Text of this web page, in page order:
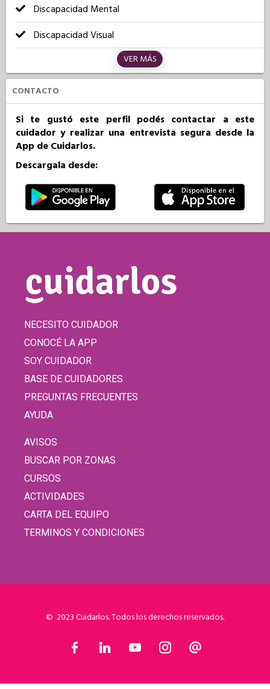
Discapacidad Mental
Discapacidad Visual
VER MÁS
CONTACTO
Si te gustó este perfil podés contactar a este
cuidador y realizar una entrevista segura desde la
App de Cuidarlos.
Descargala desde:
NECESITO CUIDADOR
CONOCÉ LA APP
SOY CUIDADOR
BASE DE CUIDADORES
PREGUNTAS FRECUENTES
AYUDA
AVISOS
BUSCAR POR ZONAS
CURSOS
ACTIVIDADES
CARTA DEL EQUIPO
TERMINOS Y CONDICIONES
© 2023 Cuidarlos. Todos los derechos reservados.